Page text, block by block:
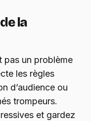
la
pas un problème
les règles
d’audience ou
trompeurs.
et gardez